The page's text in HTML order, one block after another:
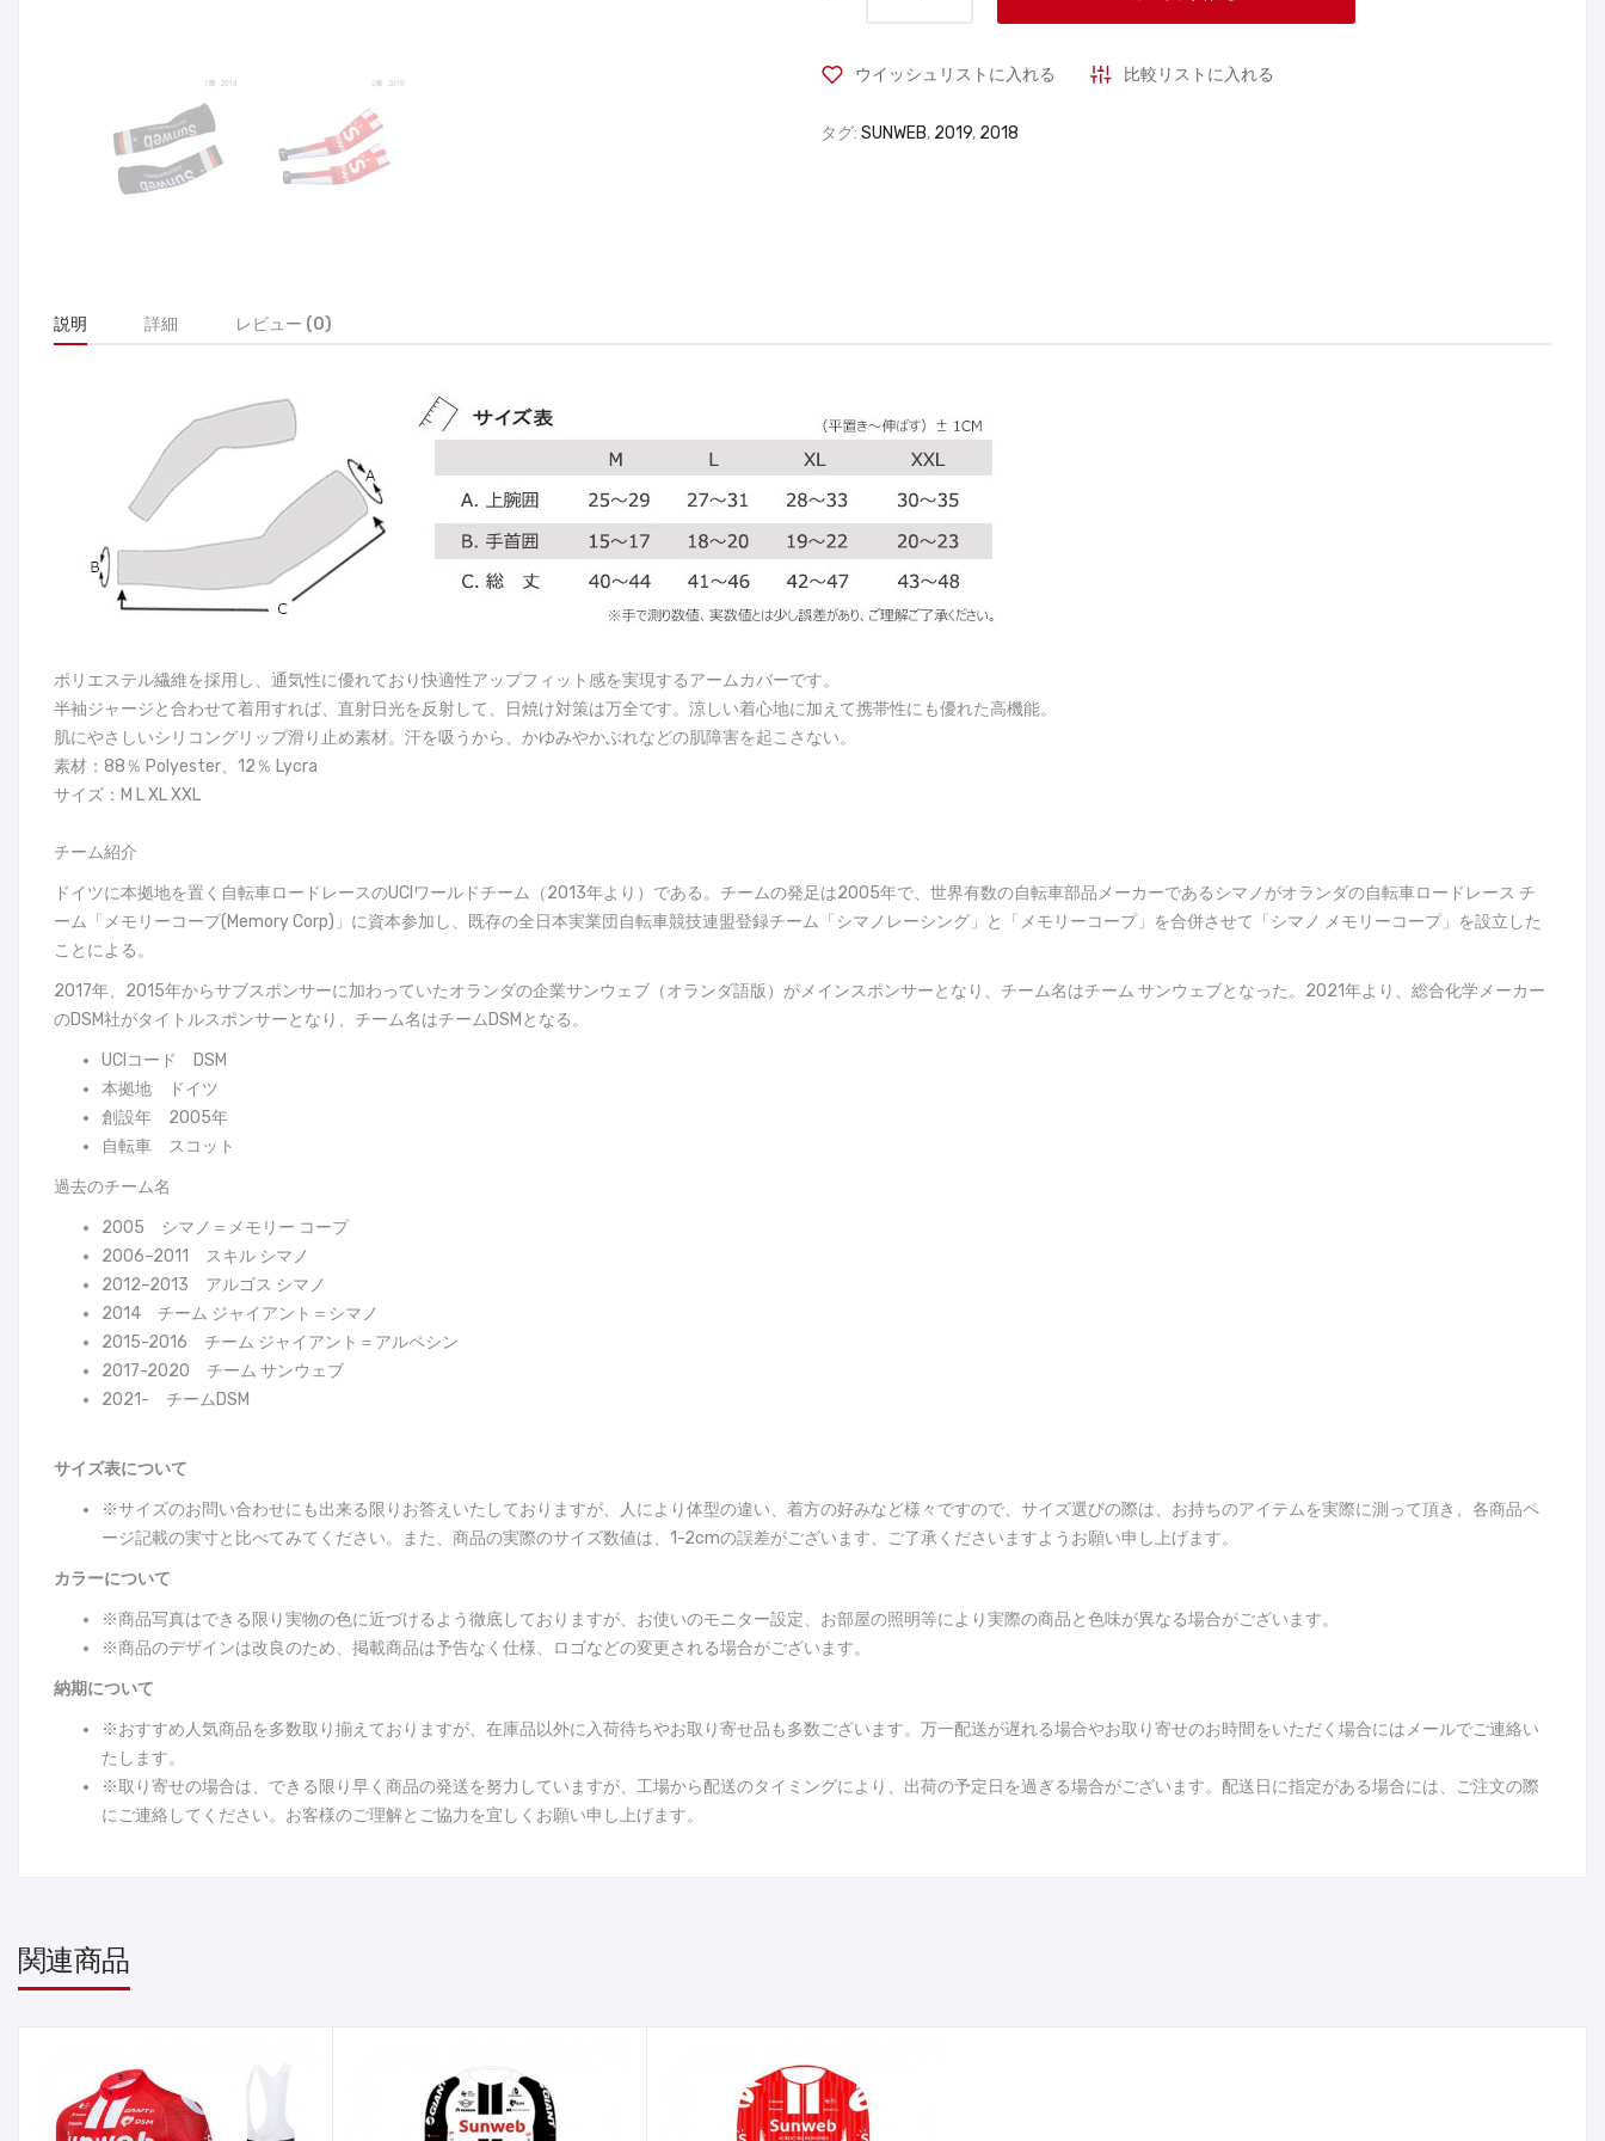
ウイッシュリストに入れる 比較リストに入れる
タグ: SUNWEB, 2019, 2018
説明 詳細 レビュー (0)
ポリエステル繊維を採用し、通気性に優れており快適性アップフィット感を実現するアームカバーです。
半袖ジャージと合わせて着用すれば、直射日光を反射して、日焼け対策は万全です。涼しい着心地に加えて携帯性にも優れた高機能。
肌にやさしいシリコングリップ滑り止め素材。汗を吸うから、かゆみやかぶれなどの肌障害を起こさない。
素材：88％ Polyester、12％ Lycra
サイズ：M L XL XXL
チーム紹介
ドイツに本拠地を置く自転車ロードレースのUCIワールドチーム（2013年より）である。チームの発足は2005年で、世界有数の自転車部品メーカーであるシマノがオランダの自転車ロードレース チ
ーム「メモリーコープ(Memory Corp)」に資本参加し、既存の全日本実業団自転車競技連盟登録チーム「シマノレーシング」と「メモリーコープ」を合併させて「シマノ メモリーコープ」を設立した
ことによる。
2017年、2015年からサブスポンサーに加わっていたオランダの企業サンウェブ（オランダ語版）がメインスポンサーとなり、チーム名はチーム サンウェブとなった。2021年より、総合化学メーカー
のDSM社がタイトルスポンサーとなり、チーム名はチームDSMとなる。
UCIコード DSM
本拠地 ドイツ
創設年 2005年
自転車 スコット
過去のチーム名
2005 シマノ＝メモリー コープ
2006–2011 スキル シマノ
2012–2013 アルゴス シマノ
2014 チーム ジャイアント＝シマノ
2015-2016 チーム ジャイアント＝アルペシン
2017-2020 チーム サンウェブ
2021- チームDSM
サイズ表について
※サイズのお問い合わせにも出来る限りお答えいたしておりますが、人により体型の違い、着方の好みなど様々ですので、サイズ選びの際は、お持ちのアイテムを実際に測って頂き、各商品ペ
ージ記載の実寸と比べてみてください。また、商品の実際のサイズ数値は、1-2cmの誤差がございます、ご了承くださいますようお願い申し上げます。
カラーについて
※商品写真はできる限り実物の色に近づけるよう徹底しておりますが、お使いのモニター設定、お部屋の照明等により実際の商品と色味が異なる場合がございます。
※商品のデザインは改良のため、掲載商品は予告なく仕様、ロゴなどの変更される場合がございます。
納期について
※おすすめ人気商品を多数取り揃えておりますが、在庫品以外に入荷待ちやお取り寄せ品も多数ございます。万一配送が遅れる場合やお取り寄せのお時間をいただく場合にはメールでご連絡い
たします。
※取り寄せの場合は、できる限り早く商品の発送を努力していますが、工場から配送のタイミングにより、出荷の予定日を過ぎる場合がございます。配送日に指定がある場合には、ご注文の際
にご連絡してください。お客様のご理解とご協力を宜しくお願い申し上げます。
関連商品